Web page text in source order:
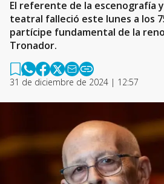
El referente de la escenografía
teatral falleció este lunes a los
partícipe fundamental de la
Tronador.
31 de diciembre de 2024 | 12:57